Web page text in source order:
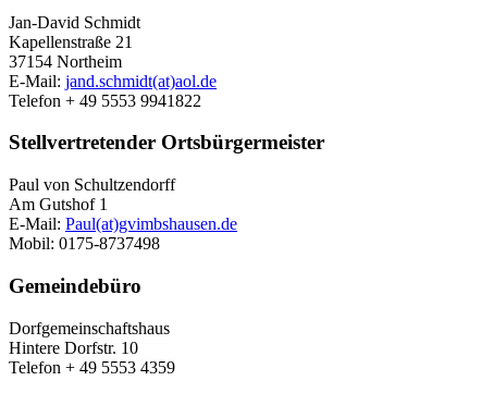
Jan-David Schmidt
Kapellenstraße 21
37154 Northeim
E-Mail: jand.schmidt(at)aol.de
Telefon + 49 5553 9941822
Stellvertretender Ortsbürgermeister
Paul von Schultzendorff
Am Gutshof 1
E-Mail: Paul(at)gvimbshausen.de
Mobil: 0175-8737498
Gemeindebüro
Dorfgemeinschaftshaus
Hintere Dorfstr. 10
Telefon + 49 5553 4359